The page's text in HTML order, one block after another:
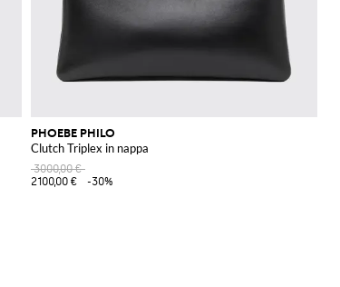
PHOEBE PHILO
Clutch Triplex in nappa
3000,00 €
2100,00 €
-30%